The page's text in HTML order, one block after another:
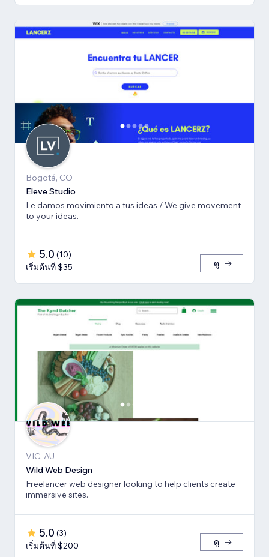
Bogotá, CO
Eleve Studio
Le damos movimiento a tus ideas / We give movement
to your ideas.
5.0 (10)
เริ่มต้นที่ $35
ดู
VIC, AU
Wild Web Design
Freelancer web designer looking to help clients create
immersive sites.
5.0 (3)
เริ่มต้นที่ $200
ดู